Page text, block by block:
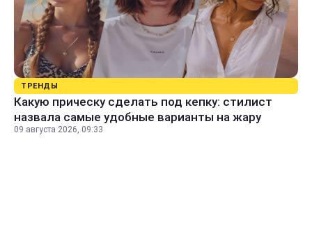
ТРЕНДЫ
Какую прическу сделать под кепку: стилист
назвала самые удобные варианты на жару
09 августа 2026, 09:33